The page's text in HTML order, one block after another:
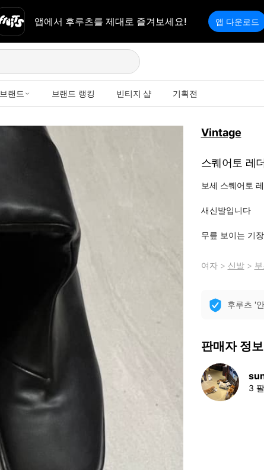
앱에서 후루츠를 제대로 즐겨보세요! 앱 다운로드
브랜드 브랜드 랭킹 빈티지 샵 기획전
Vintage
스퀘어토 레
보세 스퀘어토
새신발입니다
무릎 보이는 기
여자> 신발>
후루츠 '
판매자 정보
3